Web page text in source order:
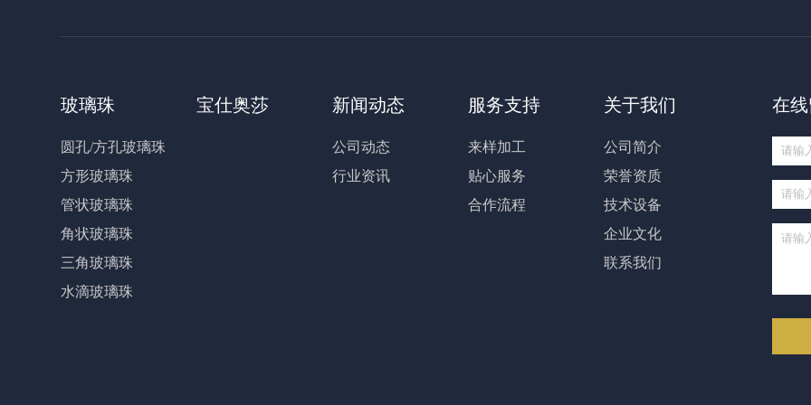
玻璃珠
圆孔/方孔玻璃珠
方形玻璃珠
管状玻璃珠
角状玻璃珠
三角玻璃珠
水滴玻璃珠
宝仕奥莎 新闻动态
公司动态
行业资讯
服务支持
来样加工
贴心服务
合作流程
关于我们
公司简介
荣誉资质
技术设备
企业文化
联系我们
在